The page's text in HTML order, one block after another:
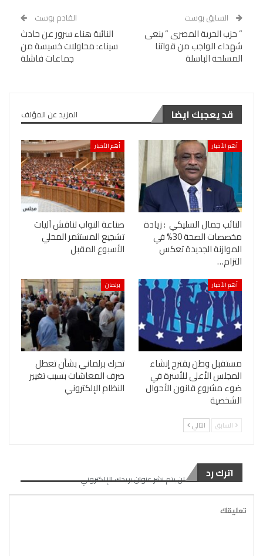
السابق بوست
” حزب الحرية المصرى ” ينعى
شهداء الواجب من قواتنا
المسلحة الباسلة
القادم بوست
النائبة هناء سرور عن حادث
سيناء: محاولات خسيسة من
جماعات فاشلة
قد يعجبك ايضا المزيد عن المؤلف
أهم الأخبار
النائب جمال السليكي : زيادة
مخصصات الصحة 30% في
الموازنة الجديدة تعكس
التزام…
أهم الأخبار
صناعة النواب تناقش آليات
تشجيع المستثمر المحلي
الأسبوع المقبل
أهم الأخبار
مستقبل وطن يقترح إنشاء
المجلس الأعلى للأسرة في
ضوء مشروع قانون الأحوال
الشخصية
برلمان
تحرك برلماني بشأن تعطل
صرف المعاشات بسبب تغيير
النظام الإلكتروني
السابق التالي
اترك رد لن يتم نشر عنوان بريدك الإلكتروني.